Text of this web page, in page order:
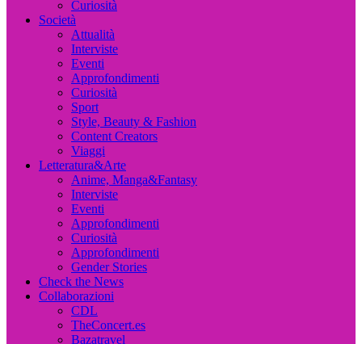
Curiosità
Società
Attualità
Interviste
Eventi
Approfondimenti
Curiosità
Sport
Style, Beauty & Fashion
Content Creators
Viaggi
Letteratura&Arte
Anime, Manga&Fantasy
Interviste
Eventi
Approfondimenti
Curiosità
Approfondimenti
Gender Stories
Check the News
Collaborazioni
CDL
TheConcert.es
Bazatravel